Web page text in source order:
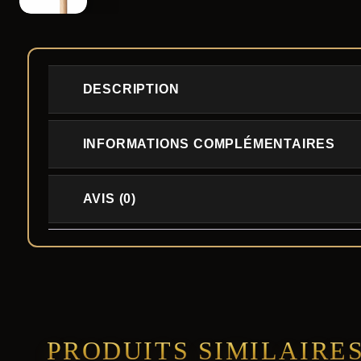
DESCRIPTION
INFORMATIONS COMPLÉMENTAIRES
AVIS (0)
PRODUITS